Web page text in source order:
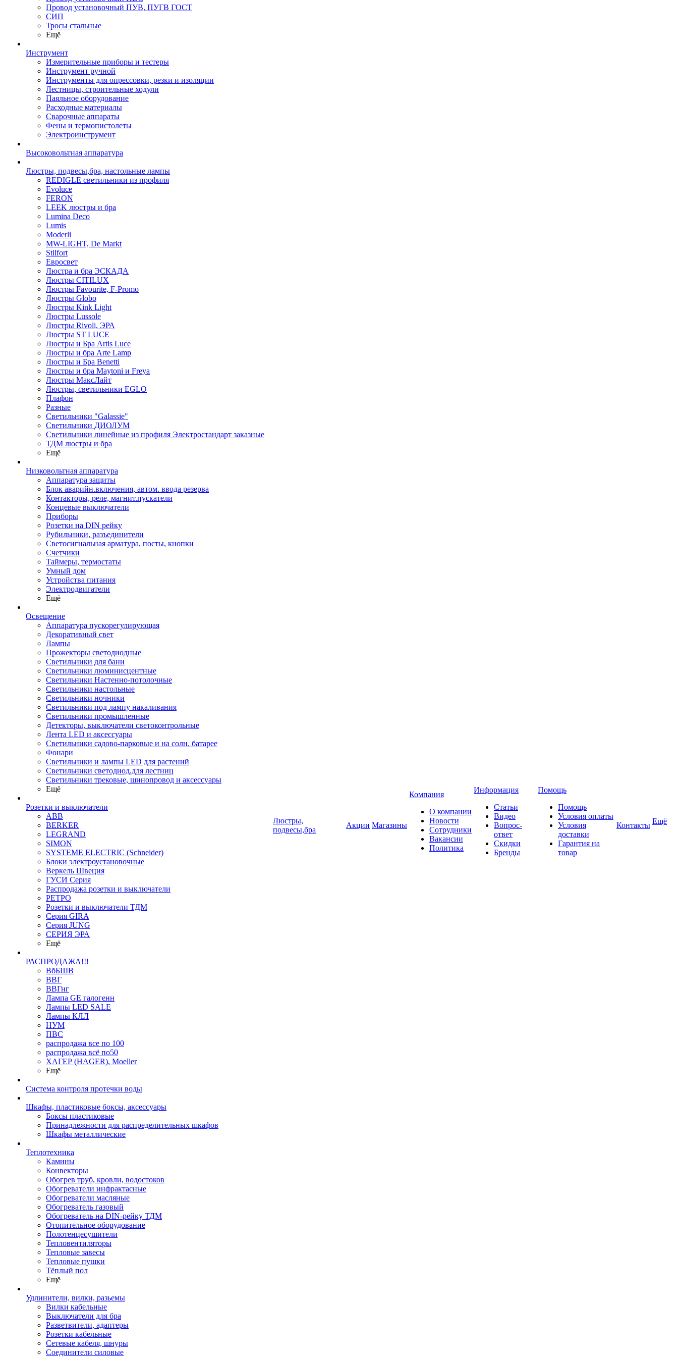
Провод установочный ПУВ, ПУГВ ГОСТ
СИП
Тросы стальные
Ещё
Инструмент
Измерительные приборы и тестеры
Инструмент ручной
Инструменты для опрессовки, резки и изоляции
Лестницы, строительные ходули
Паяльное оборудование
Расходные материалы
Сварочные аппараты
Фены и термопистолеты
Электроинструмент
Высоковольтная аппаратура
Люстры, подвесы,бра, настольные лампы
REDIGLE светильники из профиля
Evoluce
FERON
LEEK люстры и бра
Lumina Deco
Lumis
Moderli
MW-LIGHT, De Markt
Stilfort
Евросвет
Люстра и бра ЭСКАДА
Люстры CITILUX
Люстры Favourite, F-Promo
Люстры Globo
Люстры Kink Light
Люстры Lussole
Люстры Rivoli, ЭРА
Люстры ST LUCE
Люстры и Бра Artis Luce
Люстры и бра Arte Lamp
Люстры и Бра Benetti
Люстры и бра Maytoni и Freya
Люстры МаксЛайт
Люстры, светильники EGLO
Плафон
Разные
Светильники "Galassie"
Светильники ДИОЛУМ
Светильники линейные из профиля Электростандарт заказные
ТДМ люстры и бра
Ещё
Низковольтная аппаратура
Аппаратура защиты
Блок аварийн.включения, автом. ввода резерва
Контакторы, реле, магнит.пускатели
Концевые выключатели
Приборы
Розетки на DIN рейку
Рубильники, разъединители
Светосигнальная арматура, посты, кнопки
Счетчики
Таймеры, термостаты
Умный дом
Устройства питания
Электродвигатели
Ещё
Освещение
Аппаратура пускорегулирующая
Декоративный свет
Лампы
Прожекторы светодиодные
Светильники для бани
Светильники люминисцентные
Светильники Настенно-потолочные
Светильники настольные
Светильники ночники
Светильники под лампу накаливания
Светильники промышленные
Детекторы, выключатели светоконтрольные
Лента LED и аксессуары
Светильники садово-парковые и на солн. батарее
Фонари
Светильники и лампы LED для растений
Светильники светодиод.для лестниц
Светильники трековые, шинопровод и аксессуары
Ещё
Розетки и выключатели
ABB
BERKER
LEGRAND
SIMON
SYSTEME ELECTRIC (Schneider)
Блоки электроустановочные
Веркель Швеция
ГУСИ Серия
Распродажа розетки и выключатели
РЕТРО
Розетки и выключатели ТДМ
Серия GIRA
Серия JUNG
СЕРИЯ ЭРА
Ещё
РАСПРОДАЖА!!!
ВбБШВ
ВВГ
ВВГнг
Лампа GE галогенн
Лампы LED SALE
Лампы КЛЛ
НУМ
ПВС
распродажа все по 100
распродажа всё по50
ХАГЕР (HAGER), Moeller
Ещё
Система контроля протечки воды
Шкафы, пластиковые боксы, аксессуары
Боксы пластиковые
Принадлежности для распределительных шкафов
Шкафы металлические
Теплотехника
Камины
Конвекторы
Обогрев труб, кровли, водостоков
Обогреватели инфрактасные
Обогреватели масляные
Обогреватель газовый
Обогреватель на DIN-рейку ТДМ
Отопительное оборудование
Полотенцесушители
Тепловентиляторы
Тепловые завесы
Тепловые пушки
Тёплый пол
Ещё
Удлинители, вилки, разьемы
Вилки кабельные
Выключатели для бра
Разветвители, адаптеры
Розетки кабельные
Сетевые кабеля, шнуры
Соединители силовые
Люстры,
подвесы,бра
Акции Магазины
Компания
О компании
Новости
Сотрудники
Вакансии
Политика
Информация
Статьи
Видео
Вопрос-
ответ
Скидки
Бренды
Помощь
Помощь
Условия оплаты
Условия
доставки
Гарантия на
товар
Контакты Ещё